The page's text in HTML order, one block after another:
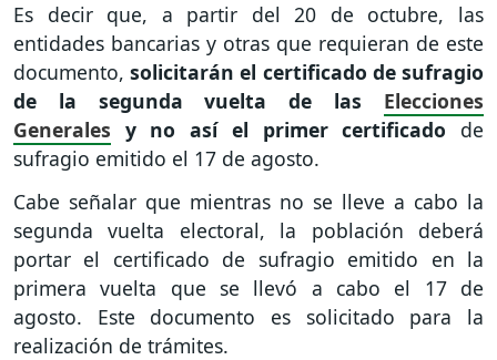
Es decir que, a partir del 20 de octubre, las
entidades bancarias y otras que requieran de este
documento,solicitarán el certificado de sufragio
de la segunda vuelta de las Elecciones
Generales y no así el primer certificado de
sufragio emitido el 17 de agosto.
Cabe señalar que mientras no se lleve a cabo la
segunda vuelta electoral, la población deberá
portar el certificado de sufragio emitido en la
primera vuelta que se llevó a cabo el 17 de
agosto. Este documento es solicitado para la
realización de trámites.